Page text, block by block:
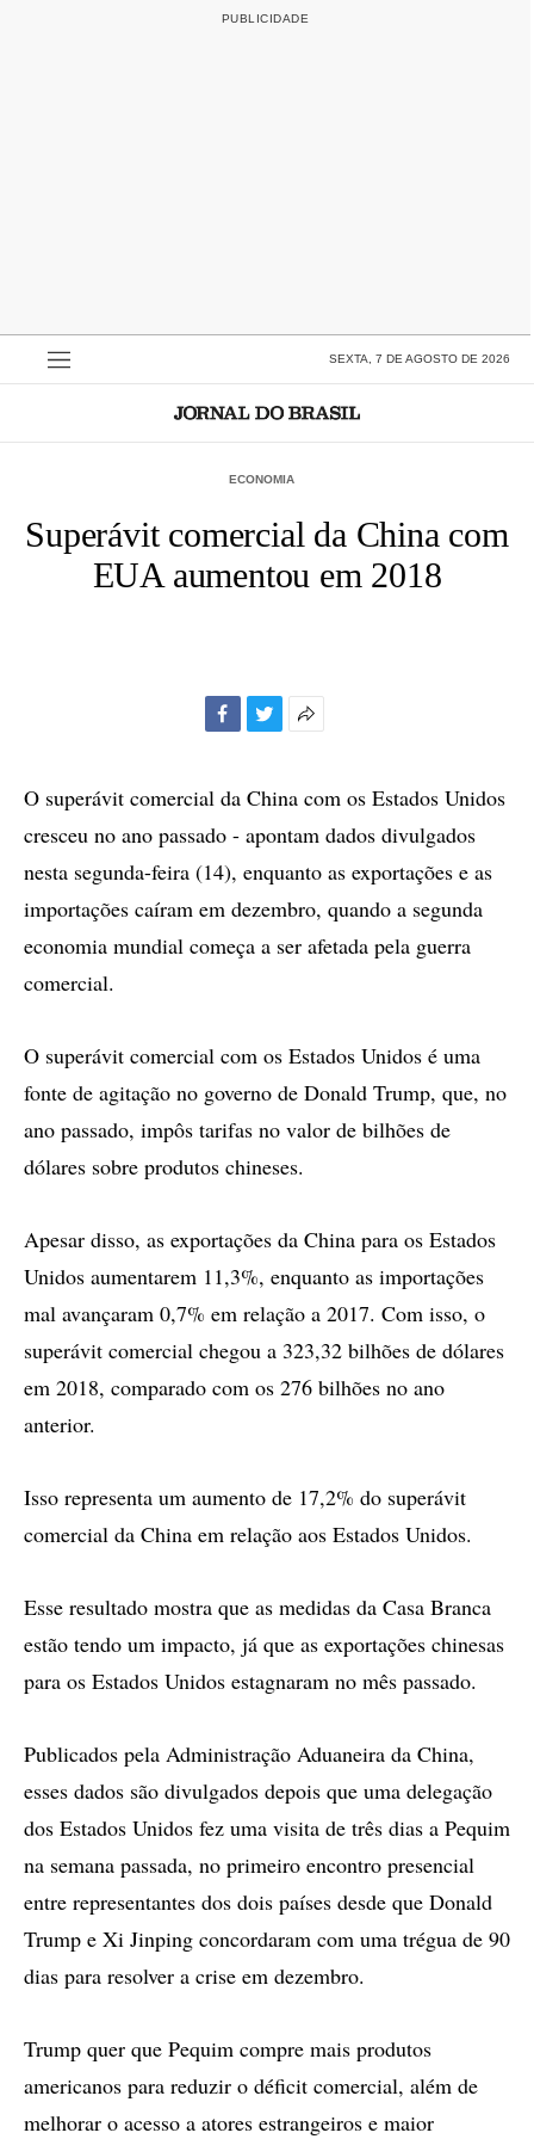
SEXTA, 7 DE AGOSTO DE 2026
ECONOMIA
Superávit comercial da China com
EUA aumentou em 2018
compartilhamento
O superávit comercial da China com os Estados Unidos
cresceu no ano passado - apontam dados divulgados
nesta segunda-feira (14), enquanto as exportações e as
importações caíram em dezembro, quando a segunda
economia mundial começa a ser afetada pela guerra
comercial.
O superávit comercial com os Estados Unidos é uma
fonte de agitação no governo de Donald Trump, que, no
ano passado, impôs tarifas no valor de bilhões de
dólares sobre produtos chineses.
Apesar disso, as exportações da China para os Estados
Unidos aumentarem 11,3%, enquanto as importações
mal avançaram 0,7% em relação a 2017. Com isso, o
superávit comercial chegou a 323,32 bilhões de dólares
em 2018, comparado com os 276 bilhões no ano
anterior.
Isso representa um aumento de 17,2% do superávit
comercial da China em relação aos Estados Unidos.
Esse resultado mostra que as medidas da Casa Branca
estão tendo um impacto, já que as exportações chinesas
para os Estados Unidos estagnaram no mês passado.
Publicados pela Administração Aduaneira da China,
esses dados são divulgados depois que uma delegação
dos Estados Unidos fez uma visita de três dias a Pequim
na semana passada, no primeiro encontro presencial
entre representantes dos dois países desde que Donald
Trump e Xi Jinping concordaram com uma trégua de 90
dias para resolver a crise em dezembro.
Trump quer que Pequim compre mais produtos
americanos para reduzir o déficit comercial, além de
melhorar o acesso a atores estrangeiros e maior